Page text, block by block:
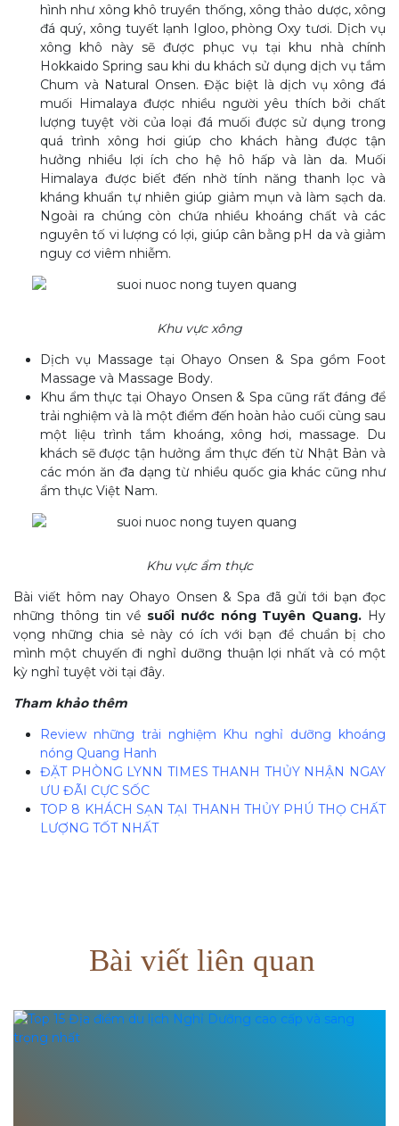
hình như xông khô truyền thống, xông thảo dược, xông
đá quý, xông tuyết lạnh Igloo, phòng Oxy tươi. Dịch vụ
xông khô này sẽ được phục vụ tại khu nhà chính
Hokkaido Spring sau khi du khách sử dụng dịch vụ tắm
Chum và Natural Onsen. Đặc biệt là dịch vụ xông đá
muối Himalaya được nhiều người yêu thích bởi chất
lượng tuyệt vời của loại đá muối được sử dụng trong
quá trình xông hơi giúp cho khách hàng được tận
hưởng nhiều lợi ích cho hệ hô hấp và làn da. Muối
Himalaya được biết đến nhờ tính năng thanh lọc và
kháng khuẩn tự nhiên giúp giảm mụn và làm sạch da.
Ngoài ra chúng còn chứa nhiều khoáng chất và các
nguyên tố vi lượng có lợi, giúp cân bằng pH da và giảm
nguy cơ viêm nhiễm.
Khu vực xông
Dịch vụ Massage tại Ohayo Onsen & Spa gồm Foot
Massage và Massage Body.
Khu ẩm thực tại Ohayo Onsen & Spa cũng rất đáng để
trải nghiệm và là một điểm đến hoàn hảo cuối cùng sau
một liệu trình tắm khoáng, xông hơi, massage. Du
khách sẽ được tận hưởng ẩm thực đến từ Nhật Bản và
các món ăn đa dạng từ nhiều quốc gia khác cũng như
ẩm thực Việt Nam.
Khu vực ẩm thực
Bài viết hôm nay Ohayo Onsen & Spa đã gửi tới bạn đọc
những thông tin về suối nước nóng Tuyên Quang. Hy
vọng những chia sẻ này có ích với bạn để chuẩn bị cho
mình một chuyến đi nghỉ dưỡng thuận lợi nhất và có một
kỳ nghỉ tuyệt vời tại đây.
Tham khảo thêm
Review những trải nghiệm Khu nghỉ dưỡng khoáng
nóng Quang Hanh
ĐẶT PHÒNG LYNN TIMES THANH THỦY NHẬN NGAY
ƯU ĐÃI CỰC SỐC
TOP 8 KHÁCH SẠN TẠI THANH THỦY PHÚ THỌ CHẤT
LƯỢNG TỐT NHẤT
Bài viết liên quan